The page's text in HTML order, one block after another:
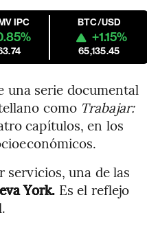
IPC BTC/USD
+1.15%
65,135.45
una serie documental
comoTrabajar:
capítulos, en los
servicios, una de las
York. Es el reflejo